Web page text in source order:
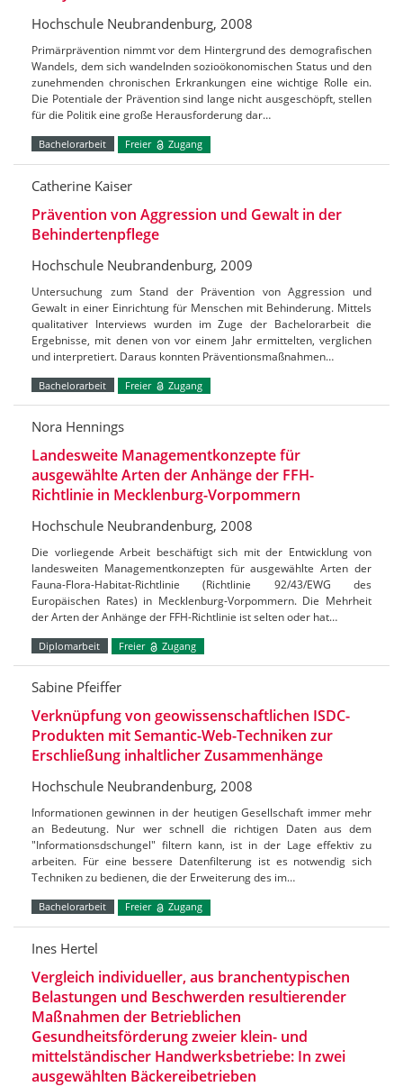
Hochschule Neubrandenburg, 2008
Primärprävention nimmt vor dem Hintergrund des demografischen
Wandels, dem sich wandelnden sozioökonomischen Status und den
zunehmenden chronischen Erkrankungen eine wichtige Rolle ein.
Die Potentiale der Prävention sind lange nicht ausgeschöpft, stellen
für die Politik eine große Herausforderung dar…
Bachelorarbeit Freier Zugang
Catherine Kaiser
Prävention von Aggression und Gewalt in der
Behindertenpflege
Hochschule Neubrandenburg, 2009
Untersuchung zum Stand der Prävention von Aggression und
Gewalt in einer Einrichtung für Menschen mit Behinderung. Mittels
qualitativer Interviews wurden im Zuge der Bachelorarbeit die
Ergebnisse, mit denen von vor einem Jahr ermittelten, verglichen
und interpretiert. Daraus konnten Präventionsmaßnahmen…
Bachelorarbeit Freier Zugang
Nora Hennings
Landesweite Managementkonzepte für
ausgewählte Arten der Anhänge der FFH-
Richtlinie in Mecklenburg-Vorpommern
Hochschule Neubrandenburg, 2008
Die vorliegende Arbeit beschäftigt sich mit der Entwicklung von
landesweiten Managementkonzepten für ausgewählte Arten der
Fauna-Flora-Habitat-Richtlinie (Richtlinie 92/43/EWG des
Europäischen Rates) in Mecklenburg-Vorpommern. Die Mehrheit
der Arten der Anhänge der FFH-Richtlinie ist selten oder hat…
Diplomarbeit Freier Zugang
Sabine Pfeiffer
Verknüpfung von geowissenschaftlichen ISDC-
Produkten mit Semantic-Web-Techniken zur
Erschließung inhaltlicher Zusammenhänge
Hochschule Neubrandenburg, 2008
Informationen gewinnen in der heutigen Gesellschaft immer mehr
an Bedeutung. Nur wer schnell die richtigen Daten aus dem
"Informationsdschungel" filtern kann, ist in der Lage effektiv zu
arbeiten. Für eine bessere Datenfilterung ist es notwendig sich
Techniken zu bedienen, die der Erweiterung des im…
Bachelorarbeit Freier Zugang
Ines Hertel
Vergleich individueller, aus branchentypischen
Belastungen und Beschwerden resultierender
Maßnahmen der Betrieblichen
Gesundheitsförderung zweier klein- und
mittelständischer Handwerksbetriebe: In zwei
ausgewählten Bäckereibetrieben